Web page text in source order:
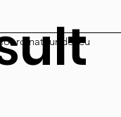
de jeu